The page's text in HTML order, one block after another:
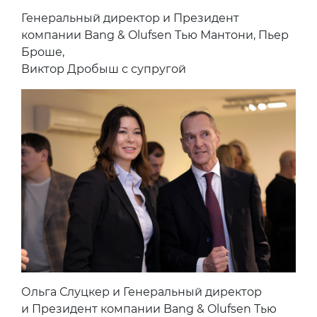
Генеральный директор и Президент
компании Bang & Olufsen Тью Мантони, Пьер
Броше,
Виктор Дробыш с супругой
Ольга Слуцкер и Генеральный директор
и Президент компании Bang & Olufsen Тью